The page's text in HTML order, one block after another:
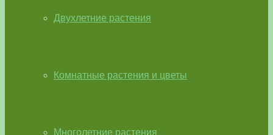
Двухлетние растения
Комнатные растения и цветы
Многолетние растения